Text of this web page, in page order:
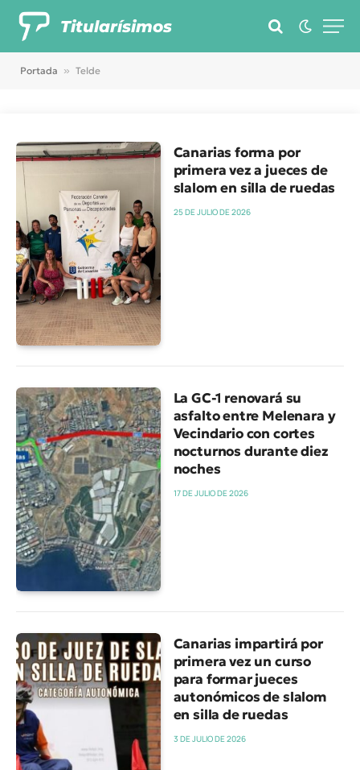
Titularísimos
Portada » Telde
Canarias forma por
primera vez a jueces de
slalom en silla de ruedas
25 DE JULIO DE 2026
La GC-1 renovará su
asfalto entre Melenara y
Vecindario con cortes
nocturnos durante diez
noches
17 DE JULIO DE 2026
Canarias impartirá por
primera vez un curso
para formar jueces
autonómicos de slalom
en silla de ruedas
3 DE JULIO DE 2026